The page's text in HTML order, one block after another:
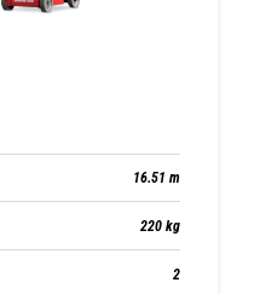
16.51 m
220 kg
2